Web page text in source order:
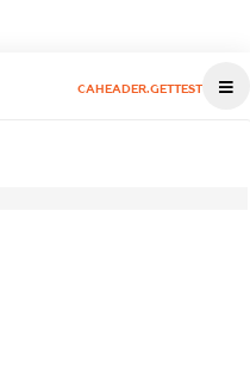
CAHEADER.GETTEST